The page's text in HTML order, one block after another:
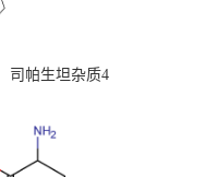
司帕生坦杂质4